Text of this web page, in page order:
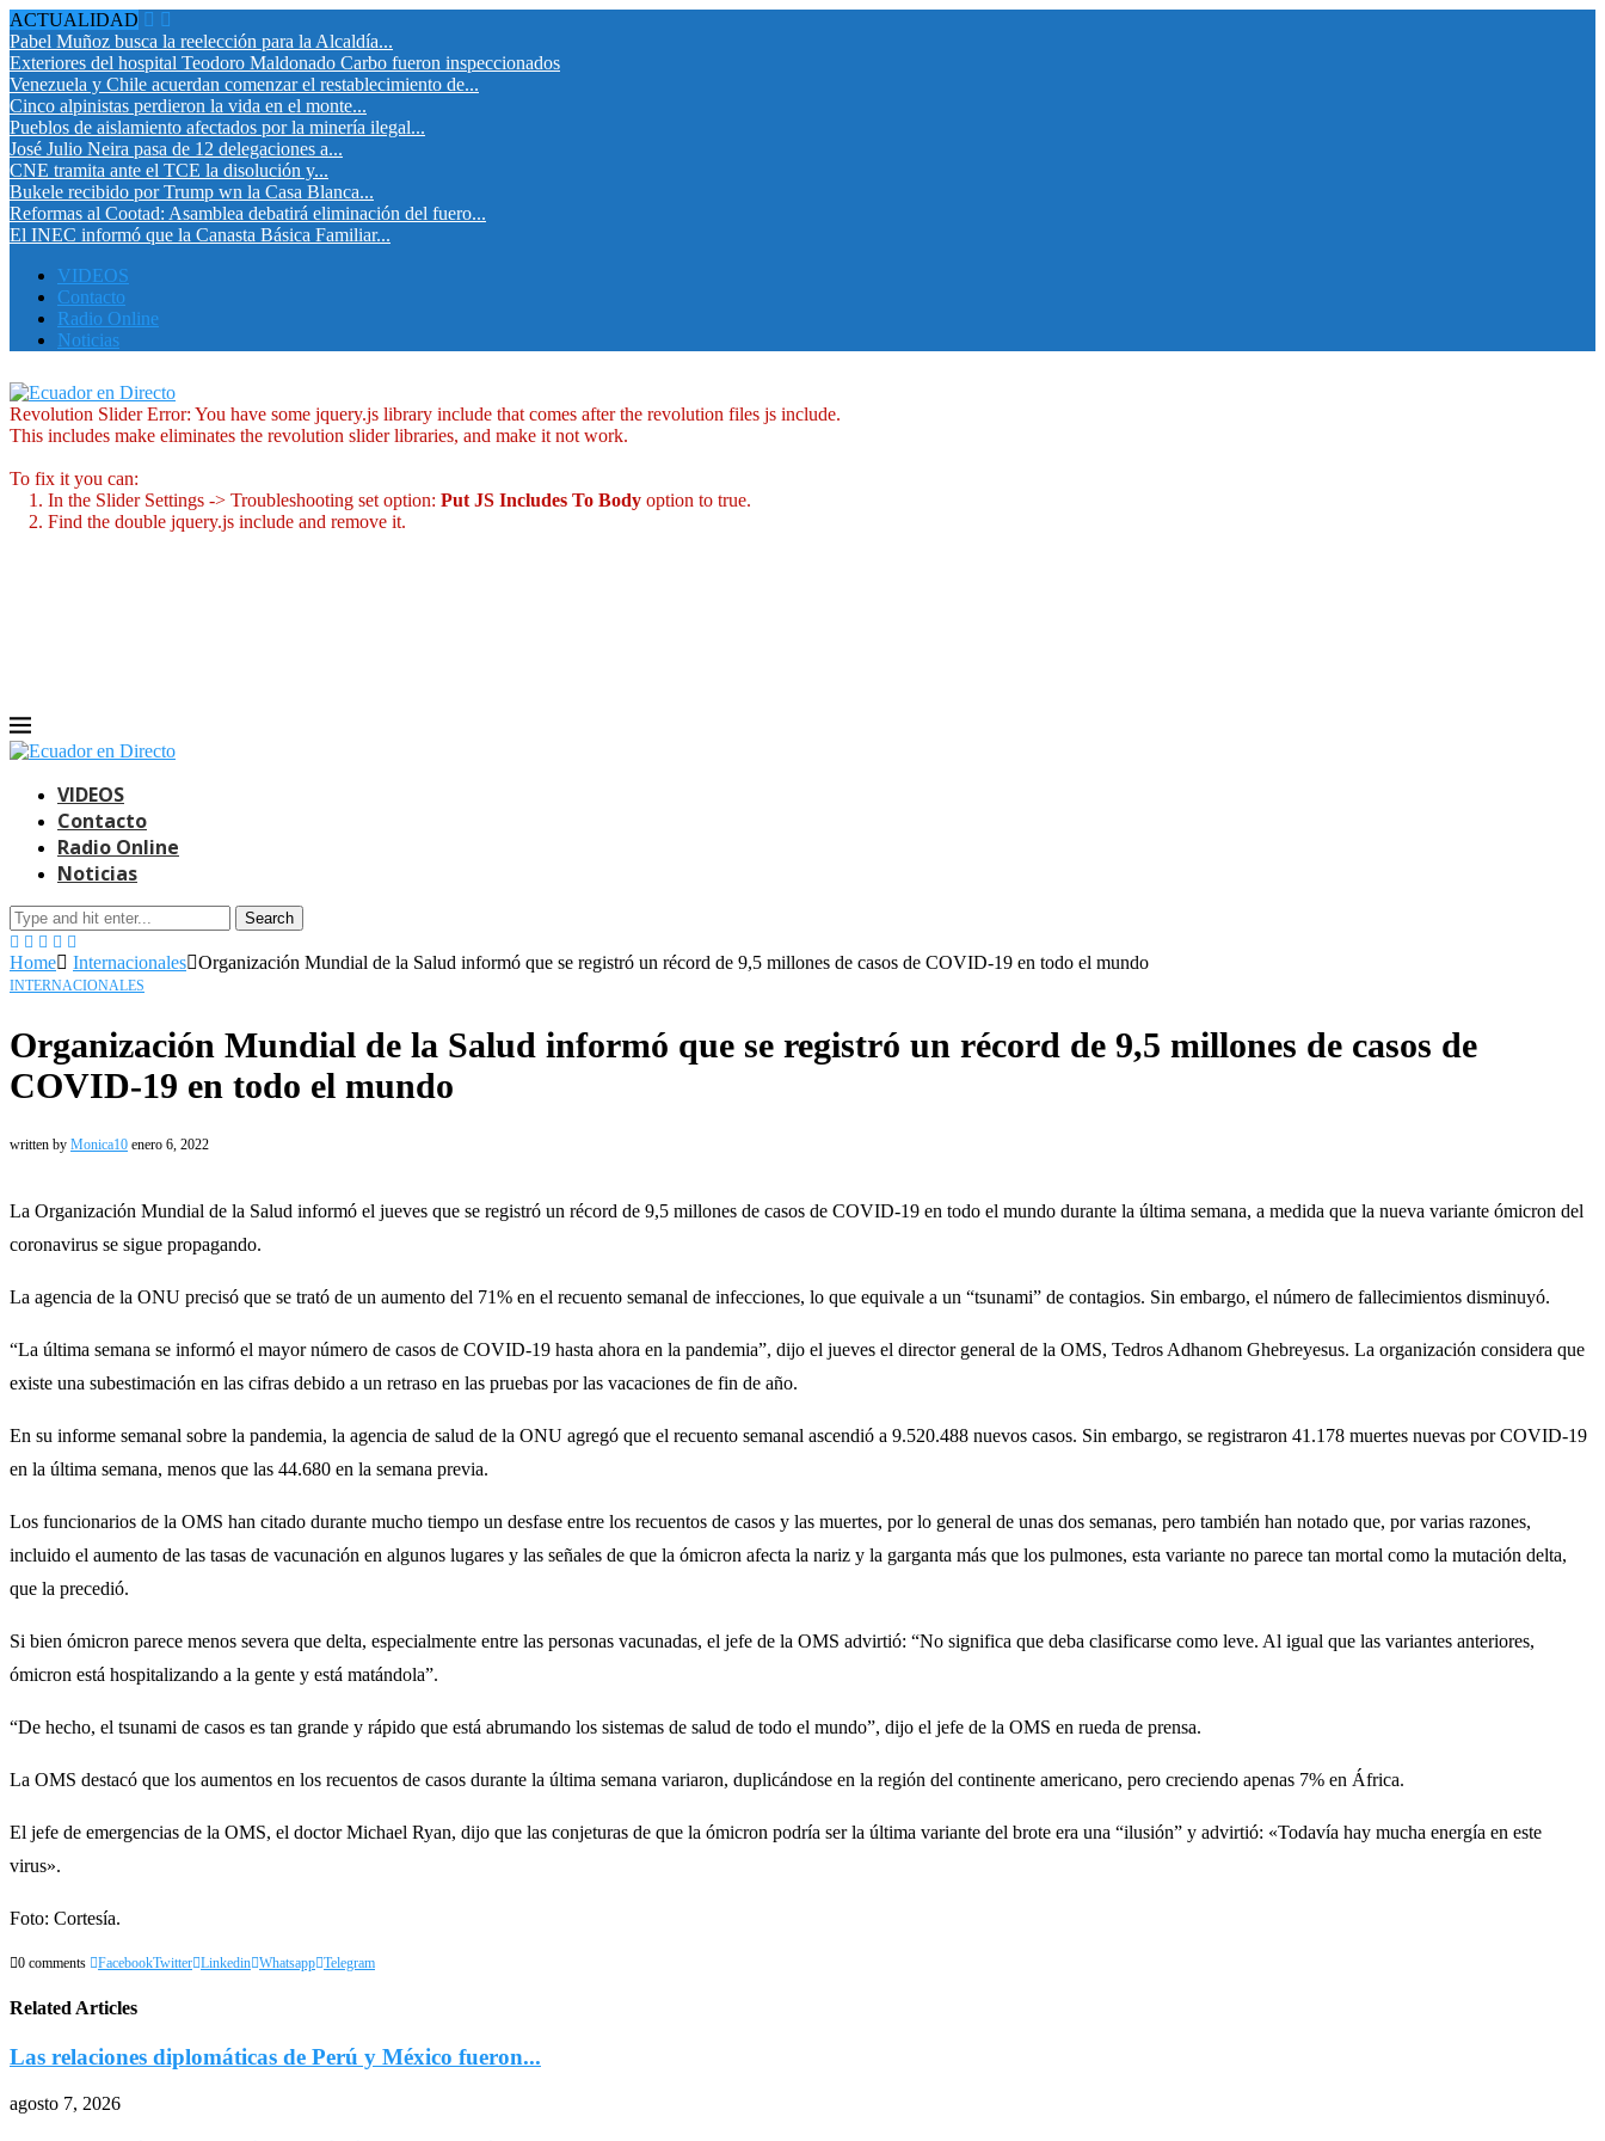
ACTUALIDAD
Pabel Muñoz busca la reelección para la Alcaldía...
Exteriores del hospital Teodoro Maldonado Carbo fueron inspeccionados
Venezuela y Chile acuerdan comenzar el restablecimiento de...
Cinco alpinistas perdieron la vida en el monte...
Pueblos de aislamiento afectados por la minería ilegal...
José Julio Neira pasa de 12 delegaciones a...
CNE tramita ante el TCE la disolución y...
Bukele recibido por Trump wn la Casa Blanca...
Reformas al Cootad: Asamblea debatirá eliminación del fuero...
El INEC informó que la Canasta Básica Familiar...
VIDEOS
Contacto
Radio Online
Noticias
Revolution Slider Error: You have some jquery.js library include that comes after the revolution files js include.
This includes make eliminates the revolution slider libraries, and make it not work.
To fix it you can:
1. In the Slider Settings -> Troubleshooting set option: Put JS Includes To Body option to true.
2. Find the double jquery.js include and remove it.
VIDEOS
Contacto
Radio Online
Noticias
Search
Home Internacionales Organización Mundial de la Salud informó que se registró un récord de 9,5 millones de casos de COVID-19 en todo el mundo
INTERNACIONALES
Organización Mundial de la Salud informó que se registró un récord de 9,5 millones de casos de
COVID-19 en todo el mundo
written by Monica10 enero 6, 2022
La Organización Mundial de la Salud informó el jueves que se registró un récord de 9,5 millones de casos de COVID-19 en todo el mundo durante la última semana, a medida que la nueva variante ómicron del
coronavirus se sigue propagando.
La agencia de la ONU precisó que se trató de un aumento del 71% en el recuento semanal de infecciones, lo que equivale a un “tsunami” de contagios. Sin embargo, el número de fallecimientos disminuyó.
“La última semana se informó el mayor número de casos de COVID-19 hasta ahora en la pandemia”, dijo el jueves el director general de la OMS, Tedros Adhanom Ghebreyesus. La organización considera que
existe una subestimación en las cifras debido a un retraso en las pruebas por las vacaciones de fin de año.
En su informe semanal sobre la pandemia, la agencia de salud de la ONU agregó que el recuento semanal ascendió a 9.520.488 nuevos casos. Sin embargo, se registraron 41.178 muertes nuevas por COVID-19
en la última semana, menos que las 44.680 en la semana previa.
Los funcionarios de la OMS han citado durante mucho tiempo un desfase entre los recuentos de casos y las muertes, por lo general de unas dos semanas, pero también han notado que, por varias razones,
incluido el aumento de las tasas de vacunación en algunos lugares y las señales de que la ómicron afecta la nariz y la garganta más que los pulmones, esta variante no parece tan mortal como la mutación delta,
que la precedió.
Si bien ómicron parece menos severa que delta, especialmente entre las personas vacunadas, el jefe de la OMS advirtió: “No significa que deba clasificarse como leve. Al igual que las variantes anteriores,
ómicron está hospitalizando a la gente y está matándola”.
“De hecho, el tsunami de casos es tan grande y rápido que está abrumando los sistemas de salud de todo el mundo”, dijo el jefe de la OMS en rueda de prensa.
La OMS destacó que los aumentos en los recuentos de casos durante la última semana variaron, duplicándose en la región del continente americano, pero creciendo apenas 7% en África.
El jefe de emergencias de la OMS, el doctor Michael Ryan, dijo que las conjeturas de que la ómicron podría ser la última variante del brote era una “ilusión” y advirtió: «Todavía hay mucha energía en este
virus».
Foto: Cortesía.
0 comments FacebookTwitter Linkedin Whatsapp Telegram
Related Articles
Las relaciones diplomáticas de Perú y México fueron...
agosto 7, 2026